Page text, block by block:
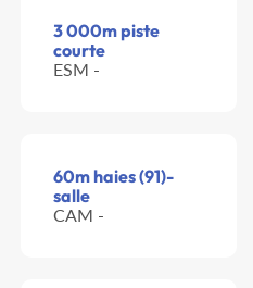
3 000m piste
courte
ESM -
60m haies (91)-
salle
CAM -